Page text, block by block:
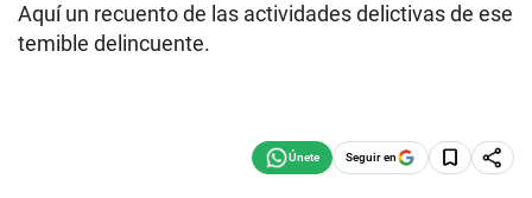
Aquí un recuento de las actividades delictivas de ese
temible delincuente.
Seguir en